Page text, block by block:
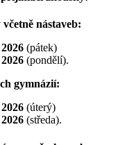
nástaveb:
(pátek)
(pondělí).
gymnázií:
(úterý)
(středa).